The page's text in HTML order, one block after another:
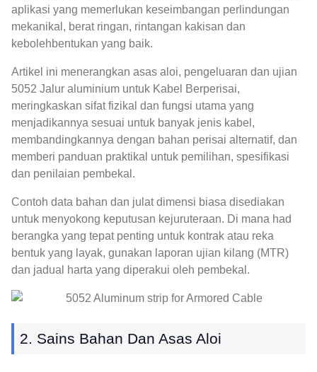
aplikasi yang memerlukan keseimbangan perlindungan
mekanikal, berat ringan, rintangan kakisan dan
kebolehbentukan yang baik.
Artikel ini menerangkan asas aloi, pengeluaran dan ujian
5052 Jalur aluminium untuk Kabel Berperisai,
meringkaskan sifat fizikal dan fungsi utama yang
menjadikannya sesuai untuk banyak jenis kabel,
membandingkannya dengan bahan perisai alternatif, dan
memberi panduan praktikal untuk pemilihan, spesifikasi
dan penilaian pembekal.
Contoh data bahan dan julat dimensi biasa disediakan
untuk menyokong keputusan kejuruteraan. Di mana had
berangka yang tepat penting untuk kontrak atau reka
bentuk yang layak, gunakan laporan ujian kilang (MTR)
dan jadual harta yang diperakui oleh pembekal.
2. Sains Bahan Dan Asas Aloi